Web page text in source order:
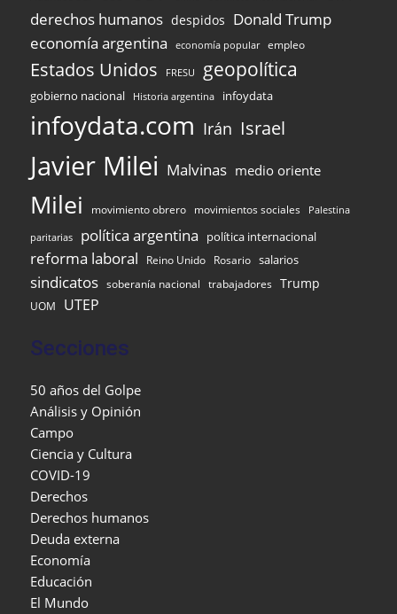
derechos humanos despidos Donald Trump
economía argentina
economía popular empleo
Estados Unidos FRESU geopolítica
gobierno nacional Historia argentina infoydata
infoydata.com Irán Israel
Javier Milei Malvinas medio oriente
Milei movimiento obrero movimientos sociales Palestina
paritarias política argentina política internacional
reforma laboral Reino Unido Rosario salarios
sindicatos soberanía nacional trabajadores Trump
UOM UTEP
Secciones
50 años del Golpe
Análisis y Opinión
Campo
Ciencia y Cultura
COVID-19
Derechos
Derechos humanos
Deuda externa
Economía
Educación
El Mundo